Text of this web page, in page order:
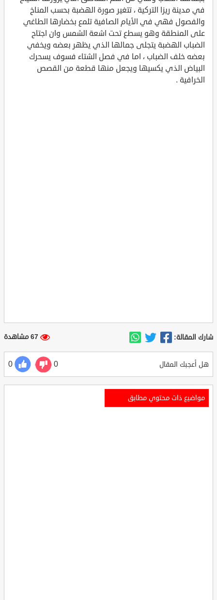
في مدينة ريزا التركية ، تتغير صورة الهضبة بحسب المناخ
والفصول فهي في الأيام الصافية تلمع بخضارها الطاغي
على المنطقة وهو يسطع تحت اشعة الشمس وان اجتاح
الضباب الهضبة يتجلى جمالها الذي يظهر بعضه ويخفي
بعضه خلف الضباب ، اما في فصل الشتاء فسوف يسحرك
البياض الذي يكسيها ويجعل منها قطعة من القصص
الخرافية .
شارك المقالة: 67 مشاهدة
هل أعجبك المقال 0
0
مواضيع ذات محتوي مطابق